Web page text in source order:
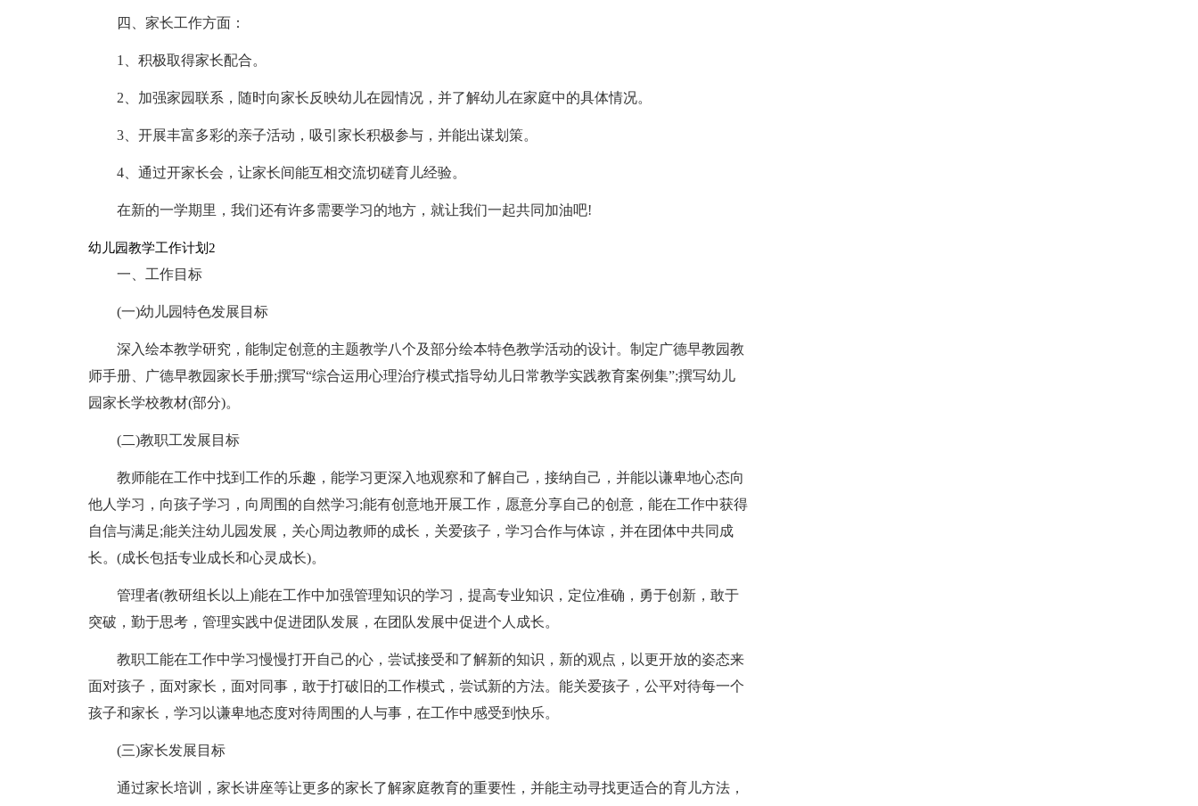
四、家长工作方面：
1、积极取得家长配合。
2、加强家园联系，随时向家长反映幼儿在园情况，并了解幼儿在家庭中的具体情况。
3、开展丰富多彩的亲子活动，吸引家长积极参与，并能出谋划策。
4、通过开家长会，让家长间能互相交流切磋育儿经验。
在新的一学期里，我们还有许多需要学习的地方，就让我们一起共同加油吧!
幼儿园教学工作计划2
一、工作目标
(一)幼儿园特色发展目标
深入绘本教学研究，能制定创意的主题教学八个及部分绘本特色教学活动的设计。制定广德早教园教
师手册、广德早教园家长手册;撰写“综合运用心理治疗模式指导幼儿日常教学实践教育案例集”;撰写幼儿
园家长学校教材(部分)。
(二)教职工发展目标
教师能在工作中找到工作的乐趣，能学习更深入地观察和了解自己，接纳自己，并能以谦卑地心态向
他人学习，向孩子学习，向周围的自然学习;能有创意地开展工作，愿意分享自己的创意，能在工作中获得
自信与满足;能关注幼儿园发展，关心周边教师的成长，关爱孩子，学习合作与体谅，并在团体中共同成
长。(成长包括专业成长和心灵成长)。
管理者(教研组长以上)能在工作中加强管理知识的学习，提高专业知识，定位准确，勇于创新，敢于
突破，勤于思考，管理实践中促进团队发展，在团队发展中促进个人成长。
教职工能在工作中学习慢慢打开自己的心，尝试接受和了解新的知识，新的观点，以更开放的姿态来
面对孩子，面对家长，面对同事，敢于打破旧的工作模式，尝试新的方法。能关爱孩子，公平对待每一个
孩子和家长，学习以谦卑地态度对待周围的人与事，在工作中感受到快乐。
(三)家长发展目标
通过家长培训，家长讲座等让更多的家长了解家庭教育的重要性，并能主动寻找更适合的育儿方法，